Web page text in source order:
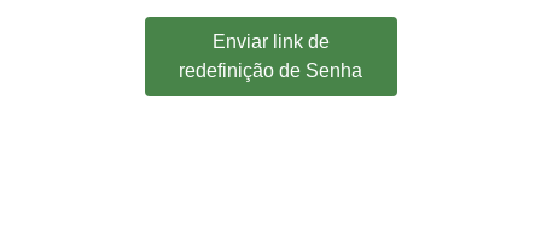
Enviar link de
redefinição de Senha